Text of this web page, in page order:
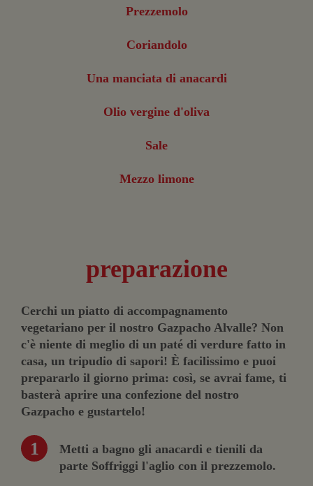
Prezzemolo
Coriandolo
Una manciata di anacardi
Olio vergine d'oliva
Sale
Mezzo limone
preparazione
Cerchi un piatto di accompagnamento
vegetariano per il nostro Gazpacho Alvalle? Non
c'è niente di meglio di un paté di verdure fatto in
casa, un tripudio di sapori! È facilissimo e puoi
prepararlo il giorno prima: così, se avrai fame, ti
basterà aprire una confezione del nostro
Gazpacho e gustartelo!
Metti a bagno gli anacardi e tienili da
parte Soffriggi l'aglio con il prezzemolo.